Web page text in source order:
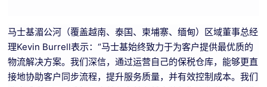
马士基湄公河（覆盖越南、泰国、柬埔寨、缅甸）区域董事总经
理Kevin Burrell表示：“马士基始终致力于为客户提供最优质的
物流解决方案。我们深信，通过运营自己的保税仓库，能够更直
接地协助客户同步流程，提升服务质量，并有效控制成本。我们